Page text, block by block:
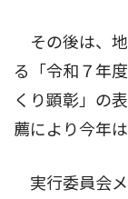
その後は、
る「令和７年
くり顕彰」の
薦により今年
実行委員会